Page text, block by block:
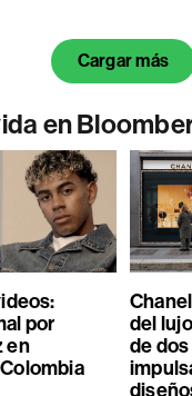
Cargar más
en
por
en
del
de